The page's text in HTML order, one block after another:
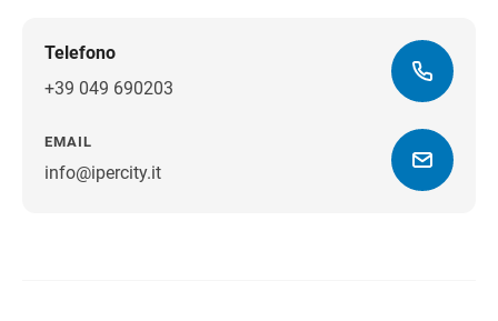
Telefono
+39 049 690203
EMAIL
info@ipercity.it